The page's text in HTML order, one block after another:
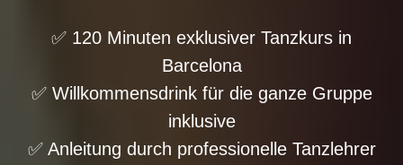
✅ 120 Minuten exklusiver Tanzkurs in
Barcelona
✅ Willkommensdrink für die ganze Gruppe
inklusive
✅ Anleitung durch professionelle Tanzlehrer